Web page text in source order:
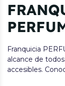
Franquicia
alcance de
accesibles.